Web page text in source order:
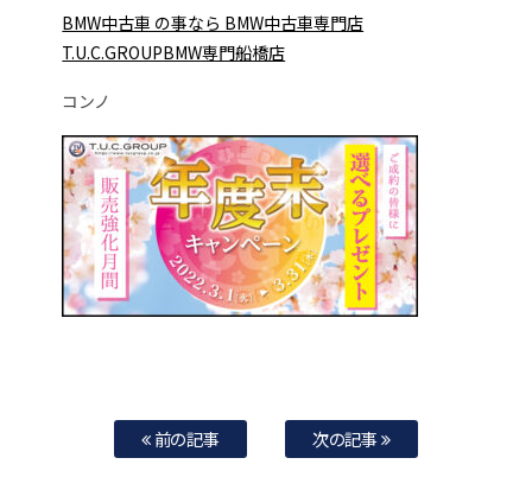
BMW中古車 の事なら BMW中古車専門店
T.U.C.GROUPBMW専門船橋店
コンノ
前の記事 次の記事